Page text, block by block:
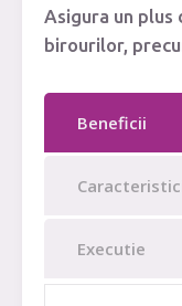
Asigura un
birourilor,
Beneficii
Executie